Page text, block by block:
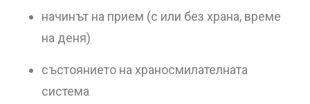
начинът на прием (с или без храна, време
на деня)
състоянието на храносмилателната
система